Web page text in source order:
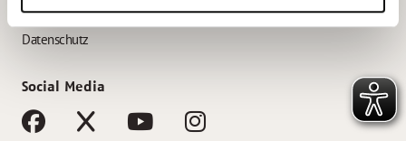
Impressum
Datenschutz
Social Media